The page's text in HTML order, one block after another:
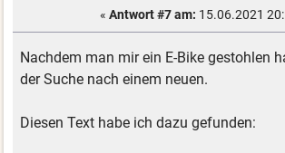
« Antwort #7 am: 15.06.2021
Nachdem man mir ein E-Bike gestohlen
der Suche nach einem neuen.
Diesen Text habe ich dazu gefunden: